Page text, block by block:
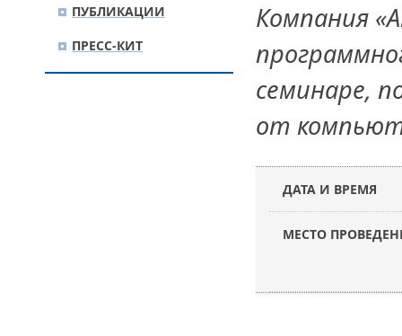
Компания
семинаре,
от
ДАТА И ВРЕМЯ
МЕСТО
ПУБЛИКАЦИИ
ПРЕСС-КИТ